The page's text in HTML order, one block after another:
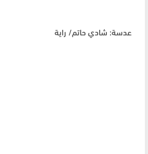
عدسة: شادي حاتم/ راية